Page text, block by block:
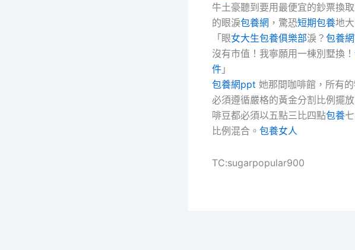
牛土豪聽到要用最便宜的鈔票換
的眼淚包養網 ，驚恐短期包養地大
「眼女大生包養俱樂部淚？ 包養
沒有市值！我寧願用一棟別墅換！
件 」
包養網ppt 她那間咖啡館，所有
必須遵循嚴格的黃金分割比例擺
啡豆都必須以五點三比四點包養
比例混合。 包養女人
TC:sugarpopular900